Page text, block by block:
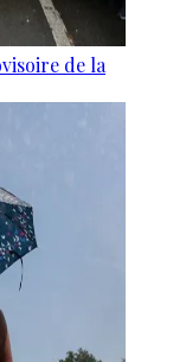
de la